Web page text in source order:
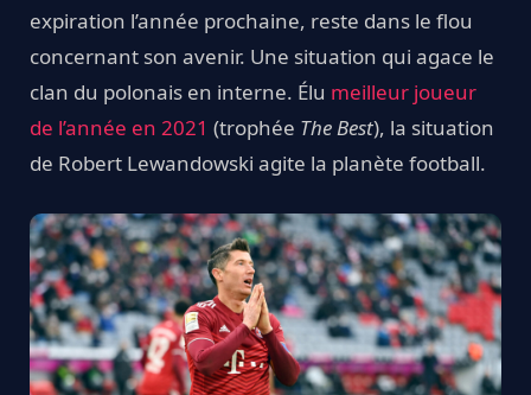
expiration l’année prochaine, reste dans le flou
concernant son avenir. Une situation qui agace le
clan du polonais en interne. Élu meilleur joueur
de l’année en 2021 (trophée The Best), la situation
de Robert Lewandowski agite la planète football.